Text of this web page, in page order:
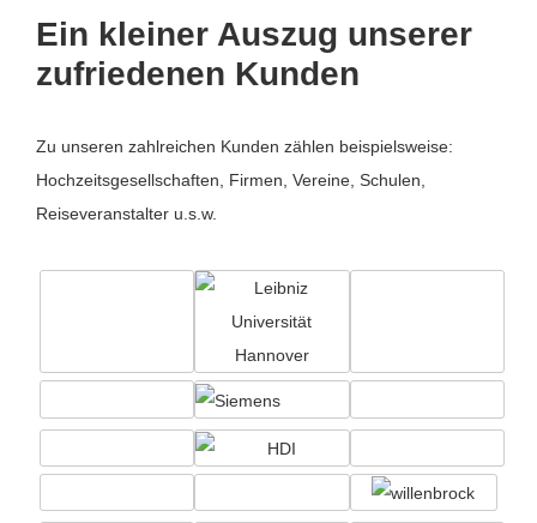
Ein kleiner Auszug unserer
zufriedenen Kunden
Zu unseren zahlreichen Kunden zählen beispielsweise:
Hochzeitsgesellschaften, Firmen, Vereine, Schulen,
Reiseveranstalter u.s.w.